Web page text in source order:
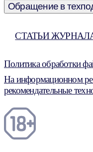
Обращение в
СТАТЬИ
Политика обработки
На информационном
рекомендательные